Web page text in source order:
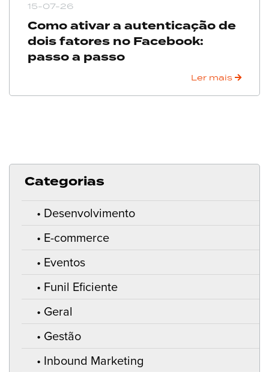
15-07-26
Como ativar a autenticação de
dois fatores no Facebook:
passo a passo
Ler mais
Categorias
Desenvolvimento
E-commerce
Eventos
Funil Eficiente
Geral
Gestão
Inbound Marketing